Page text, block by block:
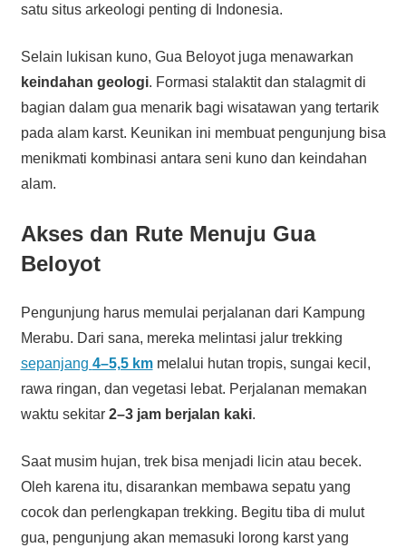
satu situs arkeologi penting di Indonesia.
Selain lukisan kuno, Gua Beloyot juga menawarkan
keindahan geologi. Formasi stalaktit dan stalagmit di
bagian dalam gua menarik bagi wisatawan yang tertarik
pada alam karst. Keunikan ini membuat pengunjung bisa
menikmati kombinasi antara seni kuno dan keindahan
alam.
Akses dan Rute Menuju Gua
Beloyot
Pengunjung harus memulai perjalanan dari Kampung
Merabu. Dari sana, mereka melintasi jalur trekking
sepanjang 4–5,5 kmmelalui hutan tropis, sungai kecil,
rawa ringan, dan vegetasi lebat. Perjalanan memakan
waktu sekitar 2–3 jam berjalan kaki.
Saat musim hujan, trek bisa menjadi licin atau becek.
Oleh karena itu, disarankan membawa sepatu yang
cocok dan perlengkapan trekking. Begitu tiba di mulut
gua, pengunjung akan memasuki lorong karst yang